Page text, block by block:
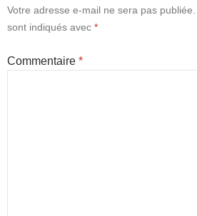
Votre adresse e-mail ne sera pas publiée.
sont indiqués avec *
Commentaire *